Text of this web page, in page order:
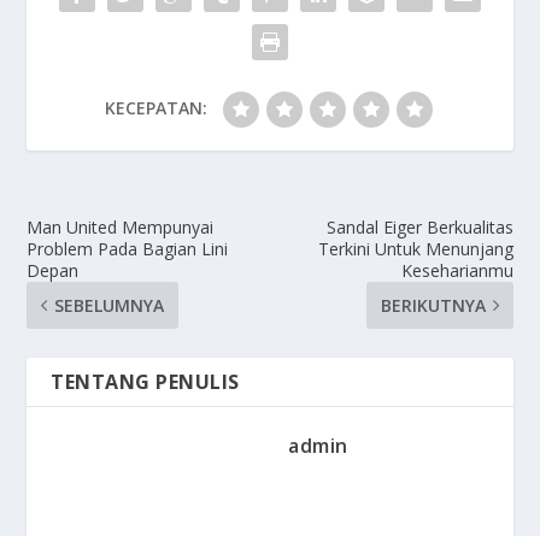
KECEPATAN:
Man United Mempunyai
Problem Pada Bagian Lini
Depan
SEBELUMNYA
Sandal Eiger Berkualitas
Terkini Untuk Menunjang
Keseharianmu
BERIKUTNYA
TENTANG PENULIS
admin